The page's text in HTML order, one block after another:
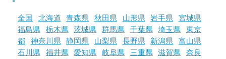
全国 北海道 青森県 秋田県 山形県 岩手県
宮城県
福島県
栃木県 茨城県 群馬県 千葉県 埼玉県
東京
都
神奈川県 静岡県 山梨県 長野県 新潟県
富山県
石川県
福井県 愛知県 岐阜県 三重県 滋賀県
奈良